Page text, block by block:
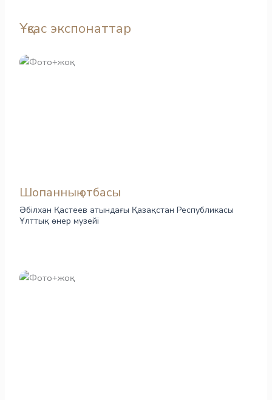
Ұқсас экспонаттар
Шопанның отбасы
Әбілхан Қастеев атындағы Қазақстан Республикасы
Ұлттық өнер музейі